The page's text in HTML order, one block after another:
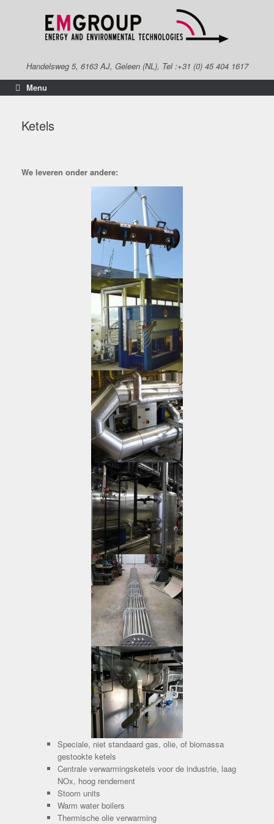
Handelsweg 5, 6163 AJ, Geleen (NL), Tel :+31 (0) 45 404 1617
Menu
Ketels
We leveren onder andere:
Speciale, niet standaard gas, olie, of biomassa
gestookte ketels
Centrale verwarmingsketels voor de industrie, laag
NOx, hoog rendement
Stoom units
Warm water boilers
Thermische olie verwarming